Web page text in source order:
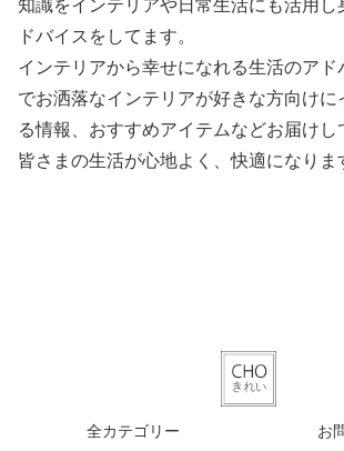
知識をインテリアや日常生活にも活用し
ドバイスをしてます。
インテリアから幸せになれる生活のアド
でお洒落なインテリアが好きな方向けに
る情報、おすすめアイテムなどお届けし
皆さまの生活が心地よく、快適になりま
全カテゴリー お